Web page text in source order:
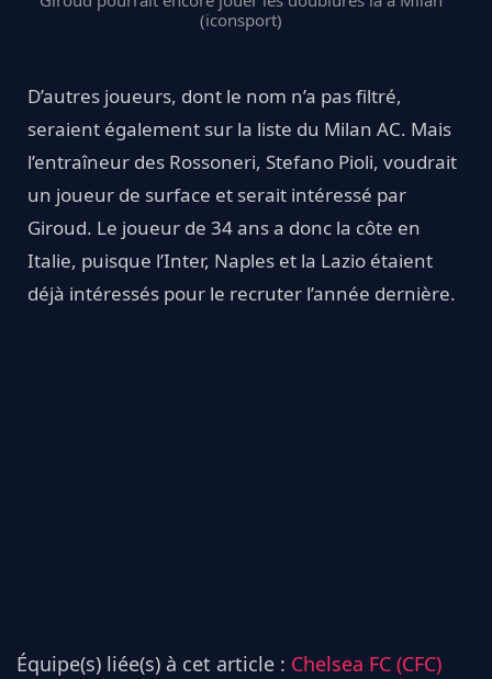
(iconsport)
D’autres joueurs, dont le nom n’a pas filtré,
seraient également sur la liste du Milan AC. Mais
l’entraîneur des Rossoneri, Stefano Pioli, voudrait
un joueur de surface et serait intéressé par
Giroud. Le joueur de 34 ans a donc la côte en
Italie, puisque l’Inter, Naples et la Lazio étaient
déjà intéressés pour le recruter l’année dernière.
Équipe(s) liée(s) à cet article : Chelsea FC (CFC)